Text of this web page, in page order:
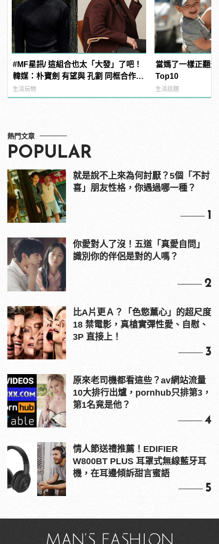
#MF星訊/ 這組合也太「大發」了吧！
韓媒：朴寶劍 有望與 孔劉 同框合作新
電影《徐福》！
生活玩物
當媽了一樣正翻
Top10
生活話題
熱門文章
POPULAR
就是說不上來為何討厭？5個「不討
喜」朋友性格，你遇過哪一種？
1
你愛對人了沒！五道「真愛自問」
識別你的伴侶是對的人嗎？
2
比A片更Ａ？「色慾薰心」的超尺度
18 禁電影，真槍實彈性愛、自慰、
3P 直接上！
3
原來老司機都看這些？av網站流量
10大排行出爐，pornhub只排第3，
第1名竟是他？
4
情人節送禮推薦！EDIFIER
W800BT PLUS 耳罩式無線藍牙耳
機，在耳邊傾訴甜言蜜語
5